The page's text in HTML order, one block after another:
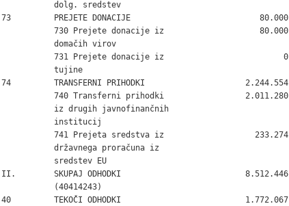
           dolg. sredstev
73         PREJETE DONACIJE                           80.000
           730 Prejete donacije iz                    80.000
           domačih virov
           731 Prejete donacije iz                         0
           tujine
74         TRANSFERNI PRIHODKI                     2.244.554
           740 Transferni prihodki                 2.011.280
           iz drugih javnofinančnih
           institucij
           741 Prejeta sredstva iz                   233.274
           državnega proračuna iz
           sredstev EU
II.        SKUPAJ ODHODKI                          8.512.446
           (40414243)
40         TEKOČI ODHODKI                          1.772.067